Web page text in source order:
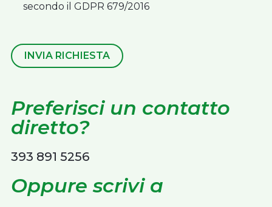
secondo il GDPR 679/2016
INVIA RICHIESTA
Preferisci un contatto
diretto?
393 891 5256
Oppure scrivi a